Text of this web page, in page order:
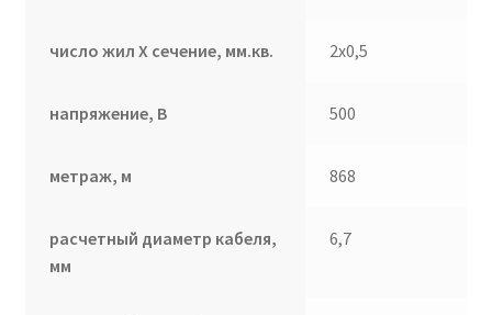
число жил Х сечение, мм.кв. 2х0,5
напряжение, В 500
метраж, м 868
расчетный диаметр кабеля,
мм
6,7